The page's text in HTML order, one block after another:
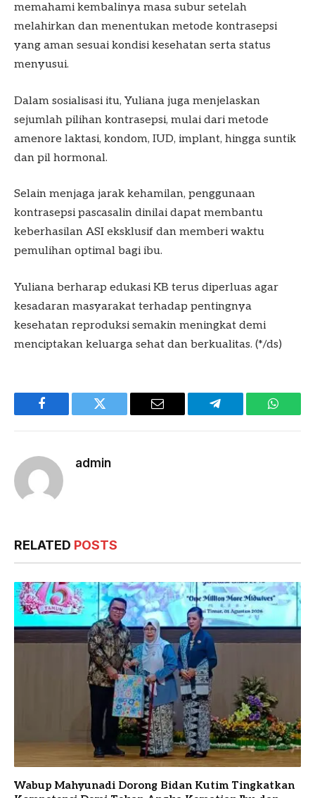
memahami kembalinya masa subur setelah
melahirkan dan menentukan metode kontrasepsi
yang aman sesuai kondisi kesehatan serta status
menyusui.
Dalam sosialisasi itu, Yuliana juga menjelaskan
sejumlah pilihan kontrasepsi, mulai dari metode
amenore laktasi, kondom, IUD, implant, hingga suntik
dan pil hormonal.
Selain menjaga jarak kehamilan, penggunaan
kontrasepsi pascasalin dinilai dapat membantu
keberhasilan ASI eksklusif dan memberi waktu
pemulihan optimal bagi ibu.
Yuliana berharap edukasi KB terus diperluas agar
kesadaran masyarakat terhadap pentingnya
kesehatan reproduksi semakin meningkat demi
menciptakan keluarga sehat dan berkualitas. (*/ds)
Facebook Twitter Email Telegram
admin
RELATED POSTS
Wabup Mahyunadi Dorong Bidan Kutim Tingkatkan